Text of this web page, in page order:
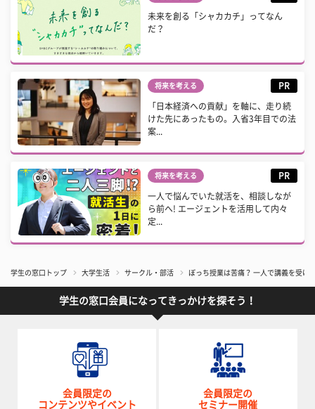
未来を創る「シャカカチ」ってなん
だ？
将来を考える PR
「日本経済への貢献」を軸に、走り続
けた先にあったもの。入省3年目での法
案...
将来を考える PR
一人で悩んでいた就活を、相談しなが
ら前へ! エージェントを活用して内々
定...
学生の窓口トップ 大学生活 サークル・部活 ぼっち授業は苦痛？ 一人で講義を受け
学生の窓口会員になってきっかけを探そう！
会員限定の
コンテンツやイベント
会員限定の
セミナー開催